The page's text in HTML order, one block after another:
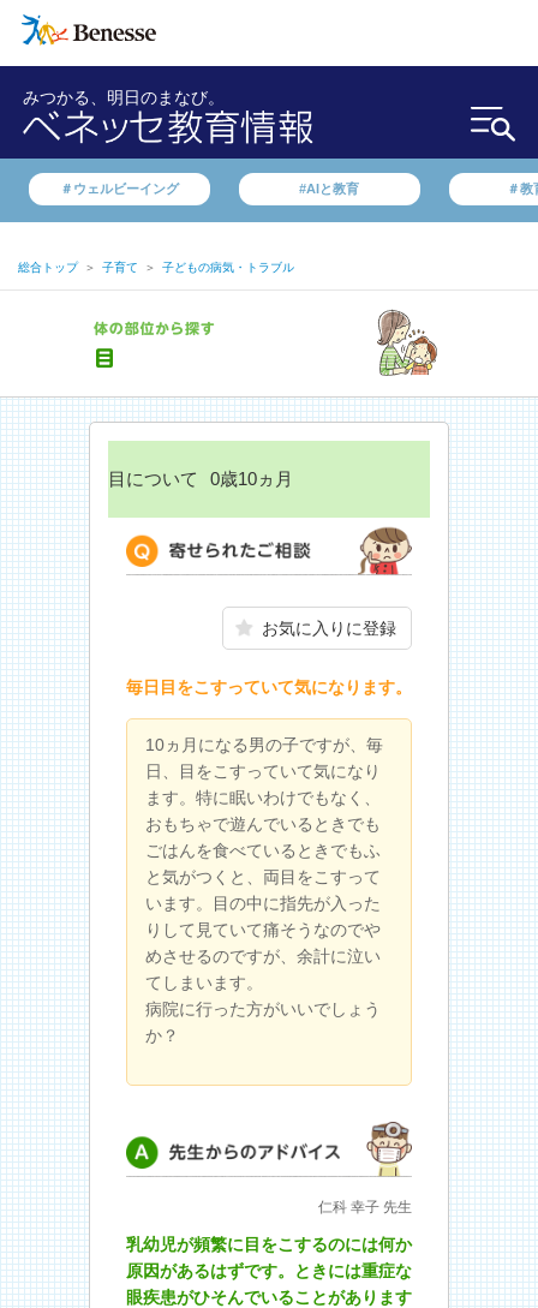
みつかる、明日のまなび。
＃ウェルビーイング #AIと教育 ＃教
総合トップ ＞ 子育て ＞ 子どもの病気・トラブル
目について 0歳10ヵ月
お気に入りに登録
毎日目をこすっていて気になります。
10ヵ月になる男の子ですが、毎
日、目をこすっていて気になり
ます。特に眠いわけでもなく、
おもちゃで遊んでいるときでも
ごはんを食べているときでもふ
と気がつくと、両目をこすって
います。目の中に指先が入った
りして見ていて痛そうなのでや
めさせるのですが、余計に泣い
てしまいます。
病院に行った方がいいでしょう
か？
先生からのアドバイス仁科 幸子 先生
乳幼児が頻繁に目をこするのには何か
原因があるはずです。ときには重症な
眼疾患がひそんでいることがあります